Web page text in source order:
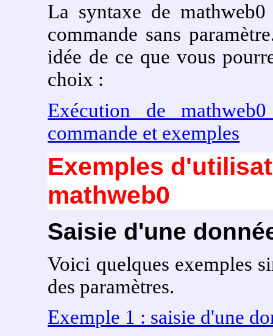
La syntaxe de
commande sans
idée de ce que vous
choix :
Exécution de
commande et exemples
Exemples
mathweb0
Saisie d'une
Voici quelques exemples
des paramètres.
Exemple 1 : saisie d'une